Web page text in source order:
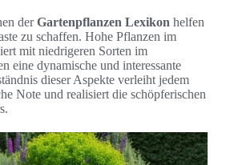
derGartenpflanzen Lexikon helfen
zu schaffen. Hohe Pflanzen im
mit niedrigeren Sorten im
eine dynamische und interessante
dieser Aspekte verleiht jedem
Note und realisiert die schöpferischen